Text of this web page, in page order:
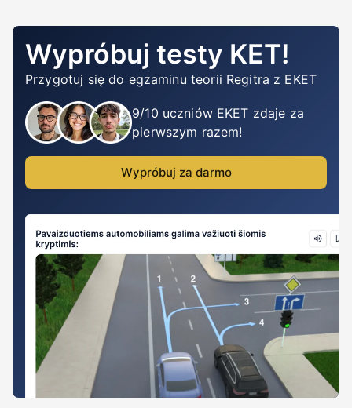
Wypróbuj testy KET!
Przygotuj się do egzaminu teorii Regitra z EKET
9/10 uczniów EKET zdaje za
pierwszym razem!
Wypróbuj za darmo